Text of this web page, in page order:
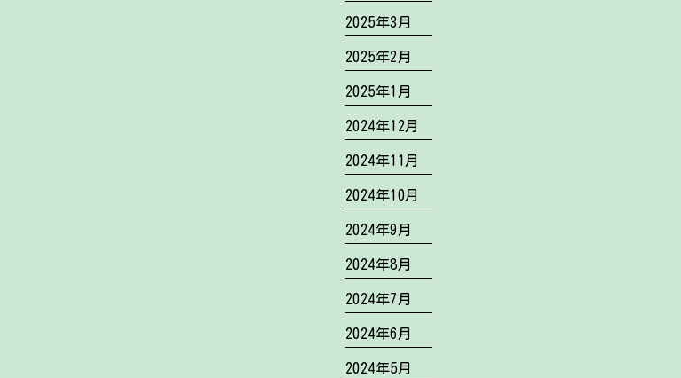
2025年3月
2025年2月
2025年1月
2024年12月
2024年11月
2024年10月
2024年9月
2024年8月
2024年7月
2024年6月
2024年5月